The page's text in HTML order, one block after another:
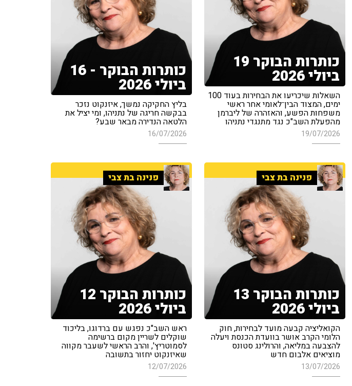
כותרות הבוקר 19
ביולי 2026
השאלות שיכריעו את הבחירות בעוד 100
ימים, המצוד הבין־לאומי אחר ראשי
משפחות הפשע, והאזהרה של ליברמן
מהפעלת השב"כ נגד מתנגדי נתניהו
19/07/2026
כותרות הבוקר - 16
ביולי 2026
בליץ החקיקה נמשך, איזנקוט נזכר
בבקשה חריגה של נתניהו, ומי יציל את
הלטאה הנדירה מבאר שבע?
16/07/2026
פנינה בת צבי
כותרות הבוקר 13
ביולי 2026
הקואליציה קבעה מועד לבחירות, חוק
הלומי הקרב אושר בוועדת הכנסת ויעלה
להצבעה במליאה, והרולינג סטונס
מוציאים אלבום חדש
13/07/2026
פנינה בת צבי
כותרות הבוקר 12
ביולי 2026
ראש השב"כ נפגש עם ברדוגו, בליכוד
שוקלים לשריין מקום ברשימה
לסמוטריץ', והרב הראשי לשעבר מקווה
שאיזנקוט יחזור בתשובה
12/07/2026